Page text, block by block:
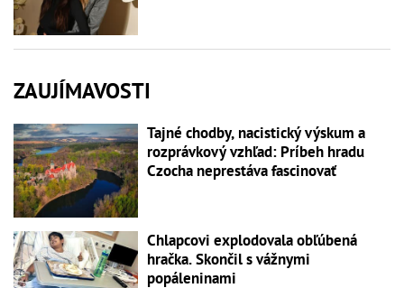
ZAUJÍMAVOSTI
Tajné chodby, nacistický výskum a
rozprávkový vzhľad: Príbeh hradu
Czocha neprestáva fascinovať
Chlapcovi explodovala obľúbená
hračka. Skončil s vážnymi
popáleninami